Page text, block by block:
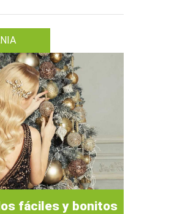
fáciles y bonitos